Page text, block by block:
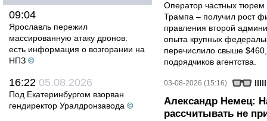
09:04
Ярославль пережил
массированную атаку дронов:
есть информация о возгорании на
НПЗ ©
16:22 05.08.2026
Под Екатеринбургом взорван
гендиректор Уралдронзавода ©
Оператор частных тюрем
Трампа – получил рост
правления второй
опыта крупных
перечислило свыше
подрядчиков агентства.
03-08-2026 (15:16)
Александр Немец:
рассчитывать не